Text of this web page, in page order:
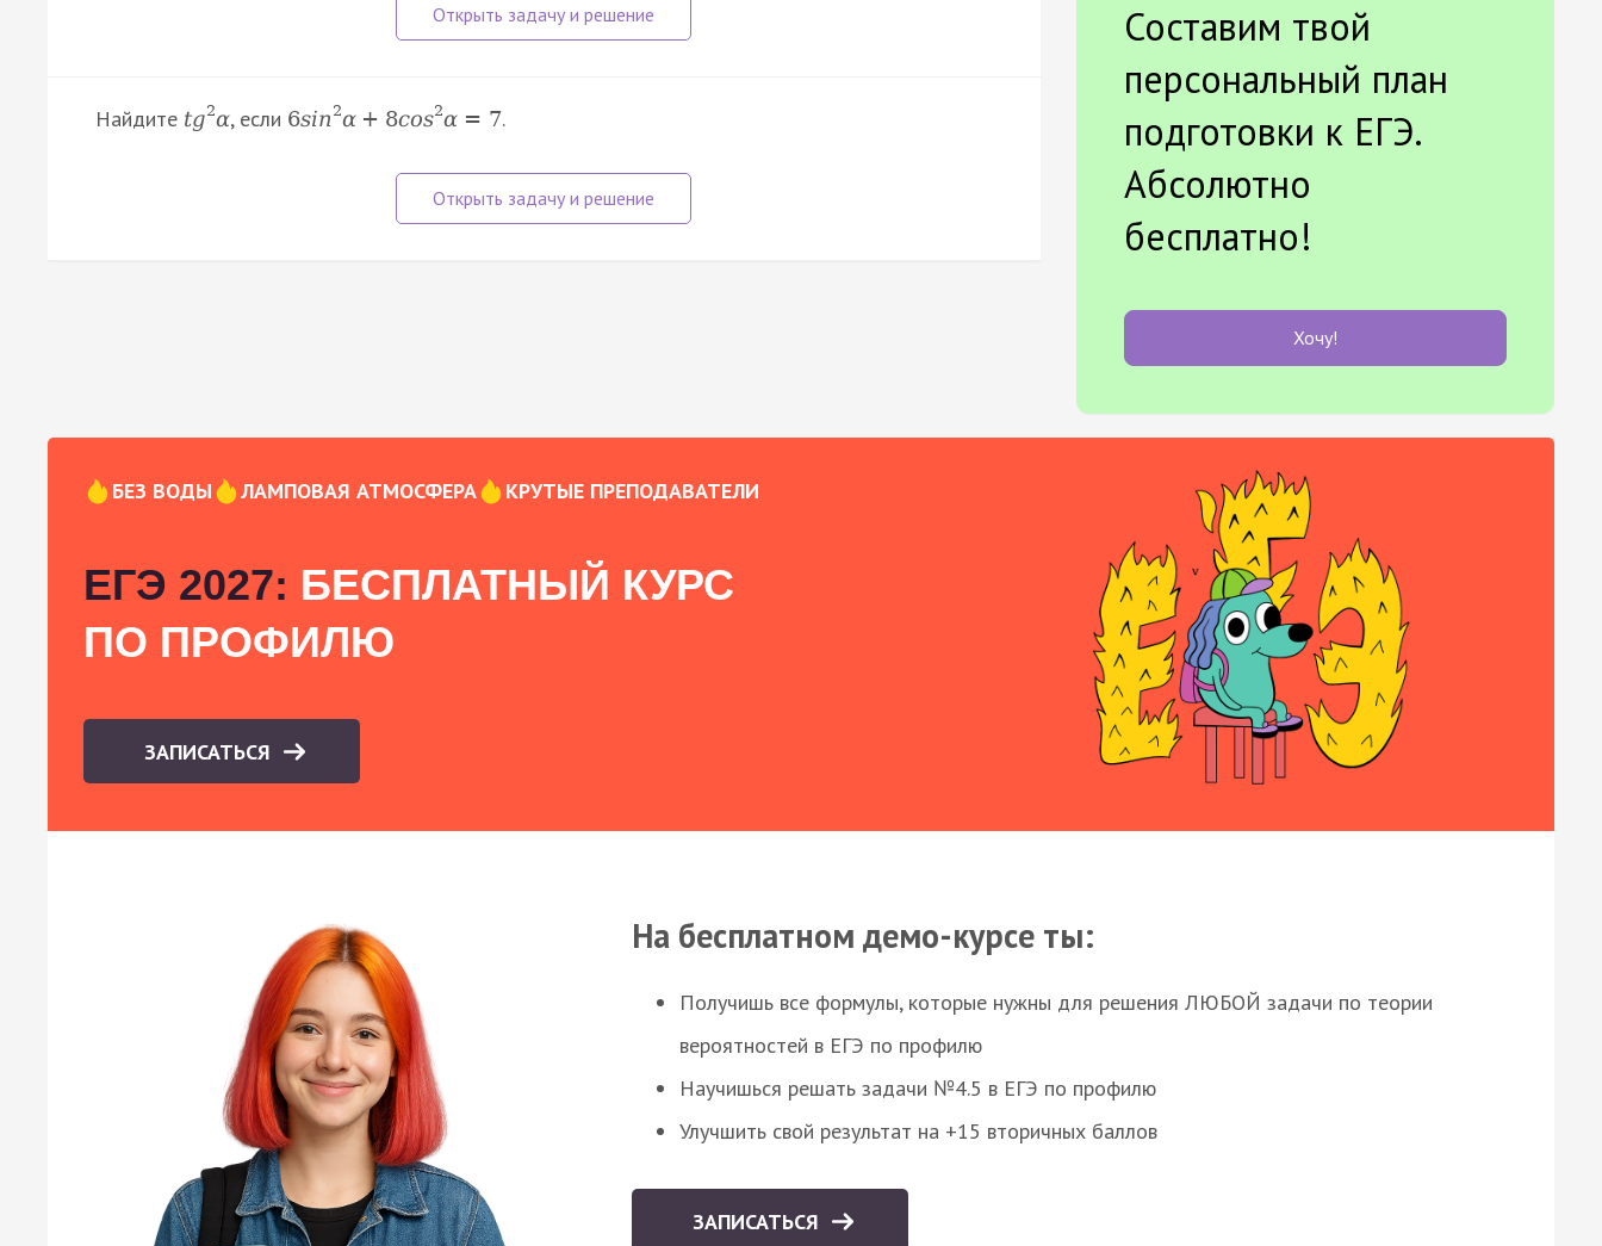
Найдите tg2α, если 6sin 2α + 8cos2α = 7.
Составим твой
персональный план
подготовки к ЕГЭ.
Абсолютно
бесплатно!
Хочу!
БЕЗ ВОДЫ ЛАМПОВАЯ АТМОСФЕРА КРУТЫЕ ПРЕПОДАВАТЕЛИ
ЕГЭ 2027: БЕСПЛАТНЫЙ КУРС
ПО ПРОФИЛЮ
ЗАПИСАТЬСЯ
На бесплатном демо-курсе ты:
Получишь все формулы, которые нужны для решения ЛЮБОЙ задачи по теории
вероятностей в ЕГЭ по профилю
Научишься решать задачи №4.5 в ЕГЭ по профилю
Улучшить свой результат на +15 вторичных баллов
ЗАПИСАТЬСЯ